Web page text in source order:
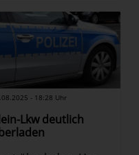
- 18:28 Uhr
Lkw deutlich